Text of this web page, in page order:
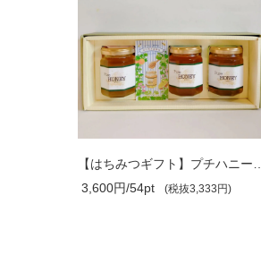
9,400円/141pt
(税抜8,703円)